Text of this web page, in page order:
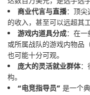
商业代言与直播：顶尖
的收入，甚至可以远超其工
游戏内道具分成：在
或所属战队的游戏内物品
也可能十分可观。
庞大的灵活就业群体：
构。
“电竞指导员” 是一个